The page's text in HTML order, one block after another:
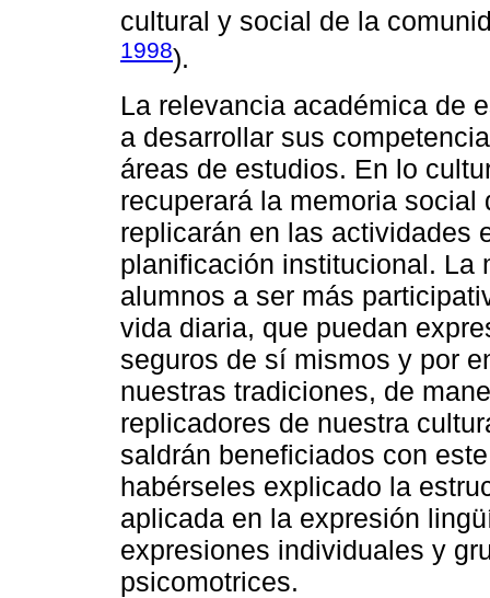
cultural y social de la
1998).
La relevancia académica de
a desarrollar sus
áreas de estudios. En lo
recuperará la memoria
replicarán en las actividades
planificación institucional. La
alumnos a ser más
vida diaria, que puedan
seguros de sí mismos y por
nuestras tradiciones, de
replicadores de nuestra
saldrán beneficiados con
habérseles explicado la
aplicada en la expresión
expresiones individuales y
psicomotrices.